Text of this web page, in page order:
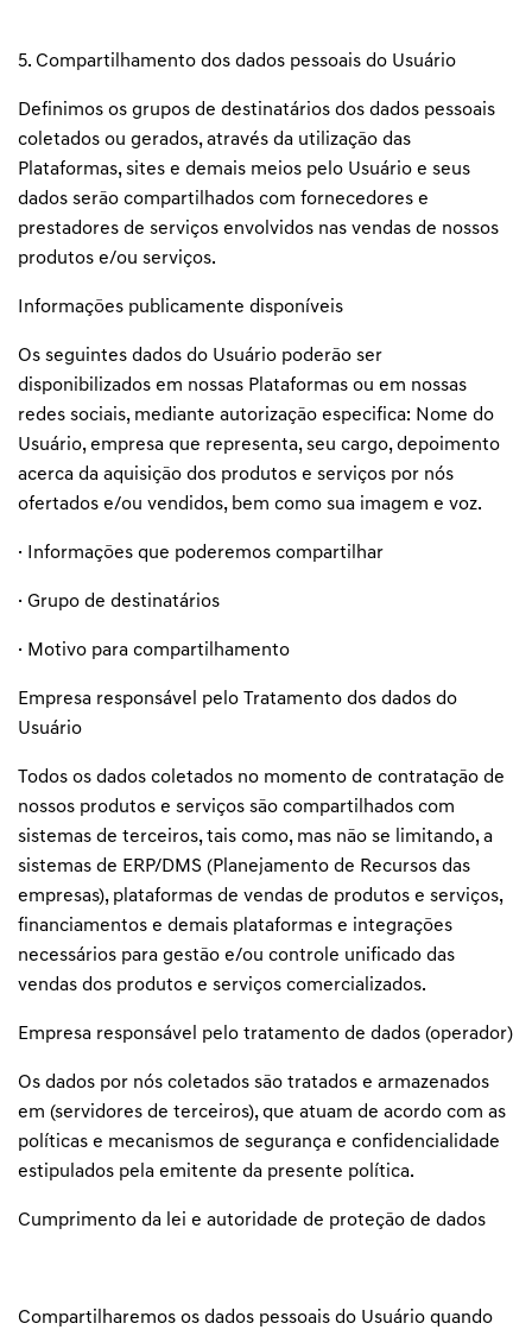
5. Compartilhamento dos dados pessoais do Usuário
Definimos os grupos de destinatários dos dados pessoais
coletados ou gerados, através da utilização das
Plataformas, sites e demais meios pelo Usuário e seus
dados serão compartilhados com fornecedores e
prestadores de serviços envolvidos nas vendas de nossos
produtos e/ou serviços.
Informações publicamente disponíveis
Os seguintes dados do Usuário poderão ser
disponibilizados em nossas Plataformas ou em nossas
redes sociais, mediante autorização especifica: Nome do
Usuário, empresa que representa, seu cargo, depoimento
acerca da aquisição dos produtos e serviços por nós
ofertados e/ou vendidos, bem como sua imagem e voz.
· Informações que poderemos compartilhar
· Grupo de destinatários
· Motivo para compartilhamento
Empresa responsável pelo Tratamento dos dados do
Usuário
Todos os dados coletados no momento de contratação de
nossos produtos e serviços são compartilhados com
sistemas de terceiros, tais como, mas não se limitando, a
sistemas de ERP/DMS (Planejamento de Recursos das
empresas), plataformas de vendas de produtos e serviços,
financiamentos e demais plataformas e integrações
necessários para gestão e/ou controle unificado das
vendas dos produtos e serviços comercializados.
Empresa responsável pelo tratamento de dados (operador)
Os dados por nós coletados são tratados e armazenados
em (servidores de terceiros), que atuam de acordo com as
políticas e mecanismos de segurança e confidencialidade
estipulados pela emitente da presente política.
Cumprimento da lei e autoridade de proteção de dados
Compartilharemos os dados pessoais do Usuário quando